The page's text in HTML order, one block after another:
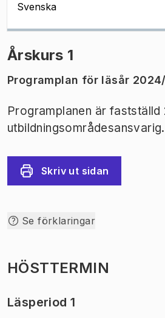
Svenska
Årskurs 1
Programplan för läsår
Programplanen är
utbildningsområdesansvarig.
Skriv ut sidan
Se förklaringar
HÖSTTERMIN
Läsperiod 1